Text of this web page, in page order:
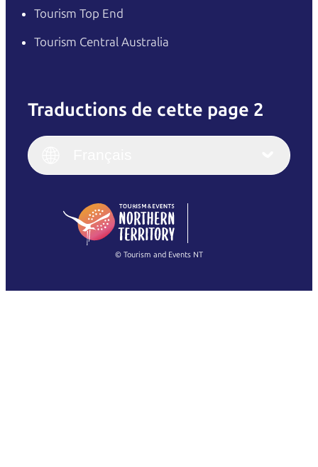
Tourism Top End
Tourism Central Australia
Traductions de cette page 2
English
(Singapore)
Français
Italiano
繁體中文
© Tourism and Events NT